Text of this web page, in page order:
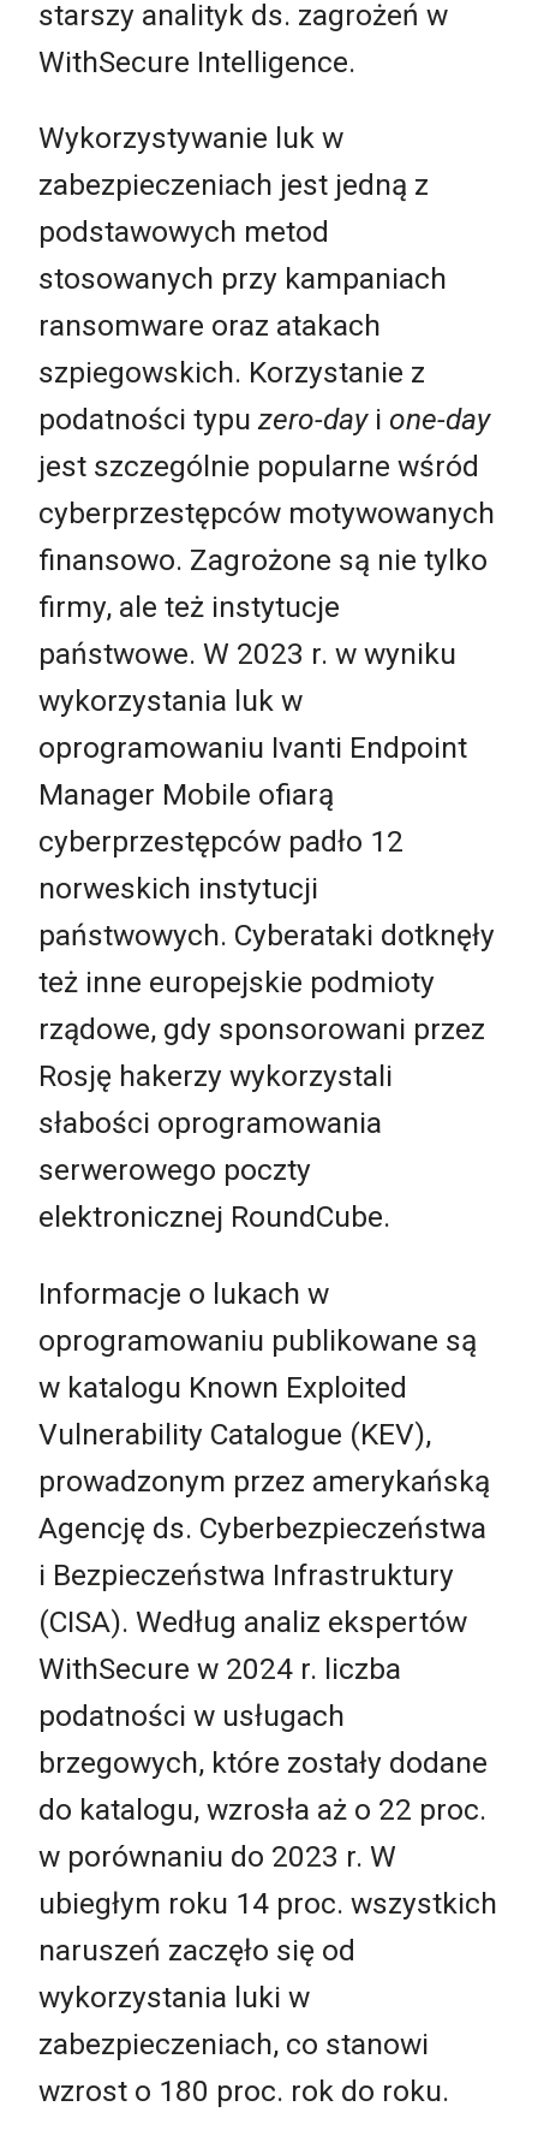
starszy analityk ds. zagrożeń w
WithSecure Intelligence.
Wykorzystywanie luk w
zabezpieczeniach jest jedną z
podstawowych metod
stosowanych przy kampaniach
ransomware oraz atakach
szpiegowskich. Korzystanie z
podatności typuzero-dayi one-day
jest szczególnie popularne wśród
cyberprzestępców motywowanych
finansowo. Zagrożone są nie tylko
firmy, ale też instytucje
państwowe. W 2023 r. w wyniku
wykorzystania luk w
oprogramowaniu Ivanti Endpoint
Manager Mobile ofiarą
cyberprzestępców padło 12
norweskich instytucji
państwowych. Cyberataki dotknęły
też inne europejskie podmioty
rządowe, gdy sponsorowani przez
Rosję hakerzy wykorzystali
słabości oprogramowania
serwerowego poczty
elektronicznej RoundCube.
Informacje o lukach w
oprogramowaniu publikowane są
w katalogu Known Exploited
Vulnerability Catalogue (KEV),
prowadzonym przez amerykańską
Agencję ds. Cyberbezpieczeństwa
i Bezpieczeństwa Infrastruktury
(CISA). Według analiz ekspertów
WithSecure w 2024 r. liczba
podatności w usługach
brzegowych, które zostały dodane
do katalogu, wzrosła aż o 22 proc.
w porównaniu do 2023 r. W
ubiegłym roku 14 proc. wszystkich
naruszeń zaczęło się od
wykorzystania luki w
zabezpieczeniach, co stanowi
wzrost o 180 proc. rok do roku.